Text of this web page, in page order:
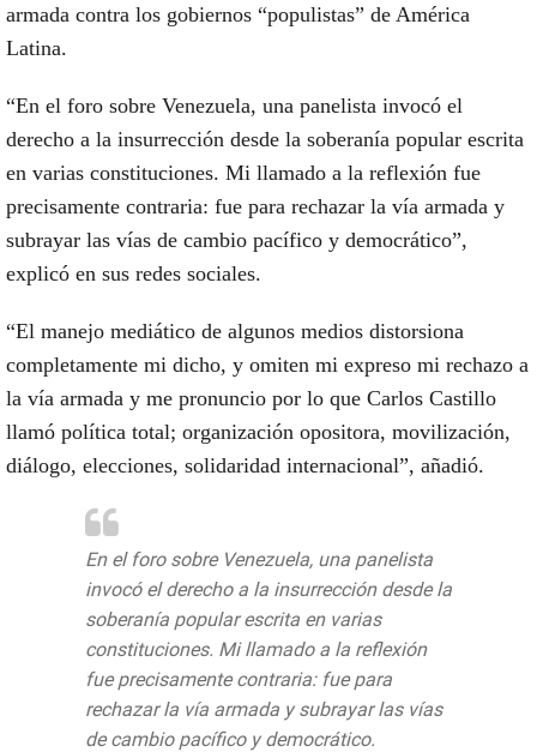
armada contra los gobiernos “populistas” de América
Latina.
“En el foro sobre Venezuela, una panelista invocó el
derecho a la insurrección desde la soberanía popular escrita
en varias constituciones. Mi llamado a la reflexión fue
precisamente contraria: fue para rechazar la vía armada y
subrayar las vías de cambio pacífico y democrático”,
explicó en sus redes sociales.
“El manejo mediático de algunos medios distorsiona
completamente mi dicho, y omiten mi expreso mi rechazo a
la vía armada y me pronuncio por lo que Carlos Castillo
llamó política total; organización opositora, movilización,
diálogo, elecciones, solidaridad internacional”, añadió.
En el foro sobre Venezuela, una panelista
invocó el derecho a la insurrección desde la
soberanía popular escrita en varias
constituciones. Mi llamado a la reflexión
fue precisamente contraria: fue para
rechazar la vía armada y subrayar las vías
de cambio pacífico y democrático.